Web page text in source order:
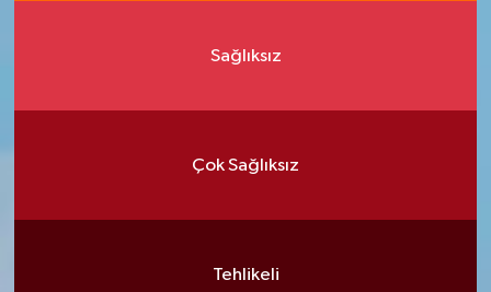
Sağlıksız
Çok Sağlıksız
Tehlikeli